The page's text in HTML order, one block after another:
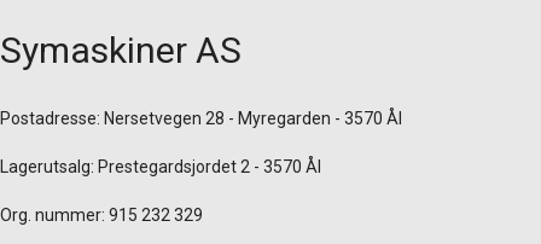
Symaskiner AS
Postadresse: Nersetvegen 28 - Myregarden - 3570 Ål
Lagerutsalg: Prestegardsjordet 2 - 3570 Ål
Org. nummer: 915 232 329